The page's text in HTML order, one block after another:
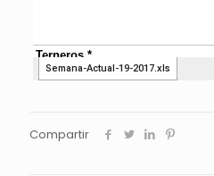
Compartir